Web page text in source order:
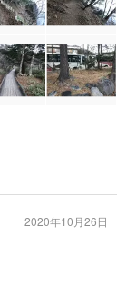
2020年10月26日